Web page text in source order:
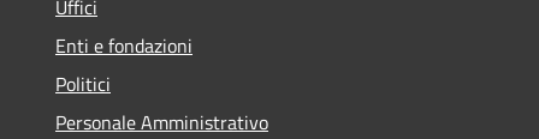
Uffici
Enti e fondazioni
Politici
Personale Amministrativo